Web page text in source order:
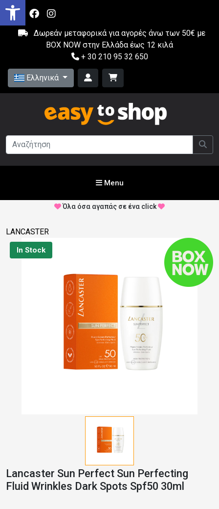
Δωρεάν μεταφορικά για αγορές άνω των 50€ με
BOX NOW στην Ελλάδα έως 12 κιλά
+ 30 210 95 32 650
Ελληνικά
Menu
Όλα όσα αγαπάς σε ένα click
LANCASTER
In Stock
Lancaster Sun Perfect Sun Perfecting
Fluid Wrinkles Dark Spots Spf50 30ml